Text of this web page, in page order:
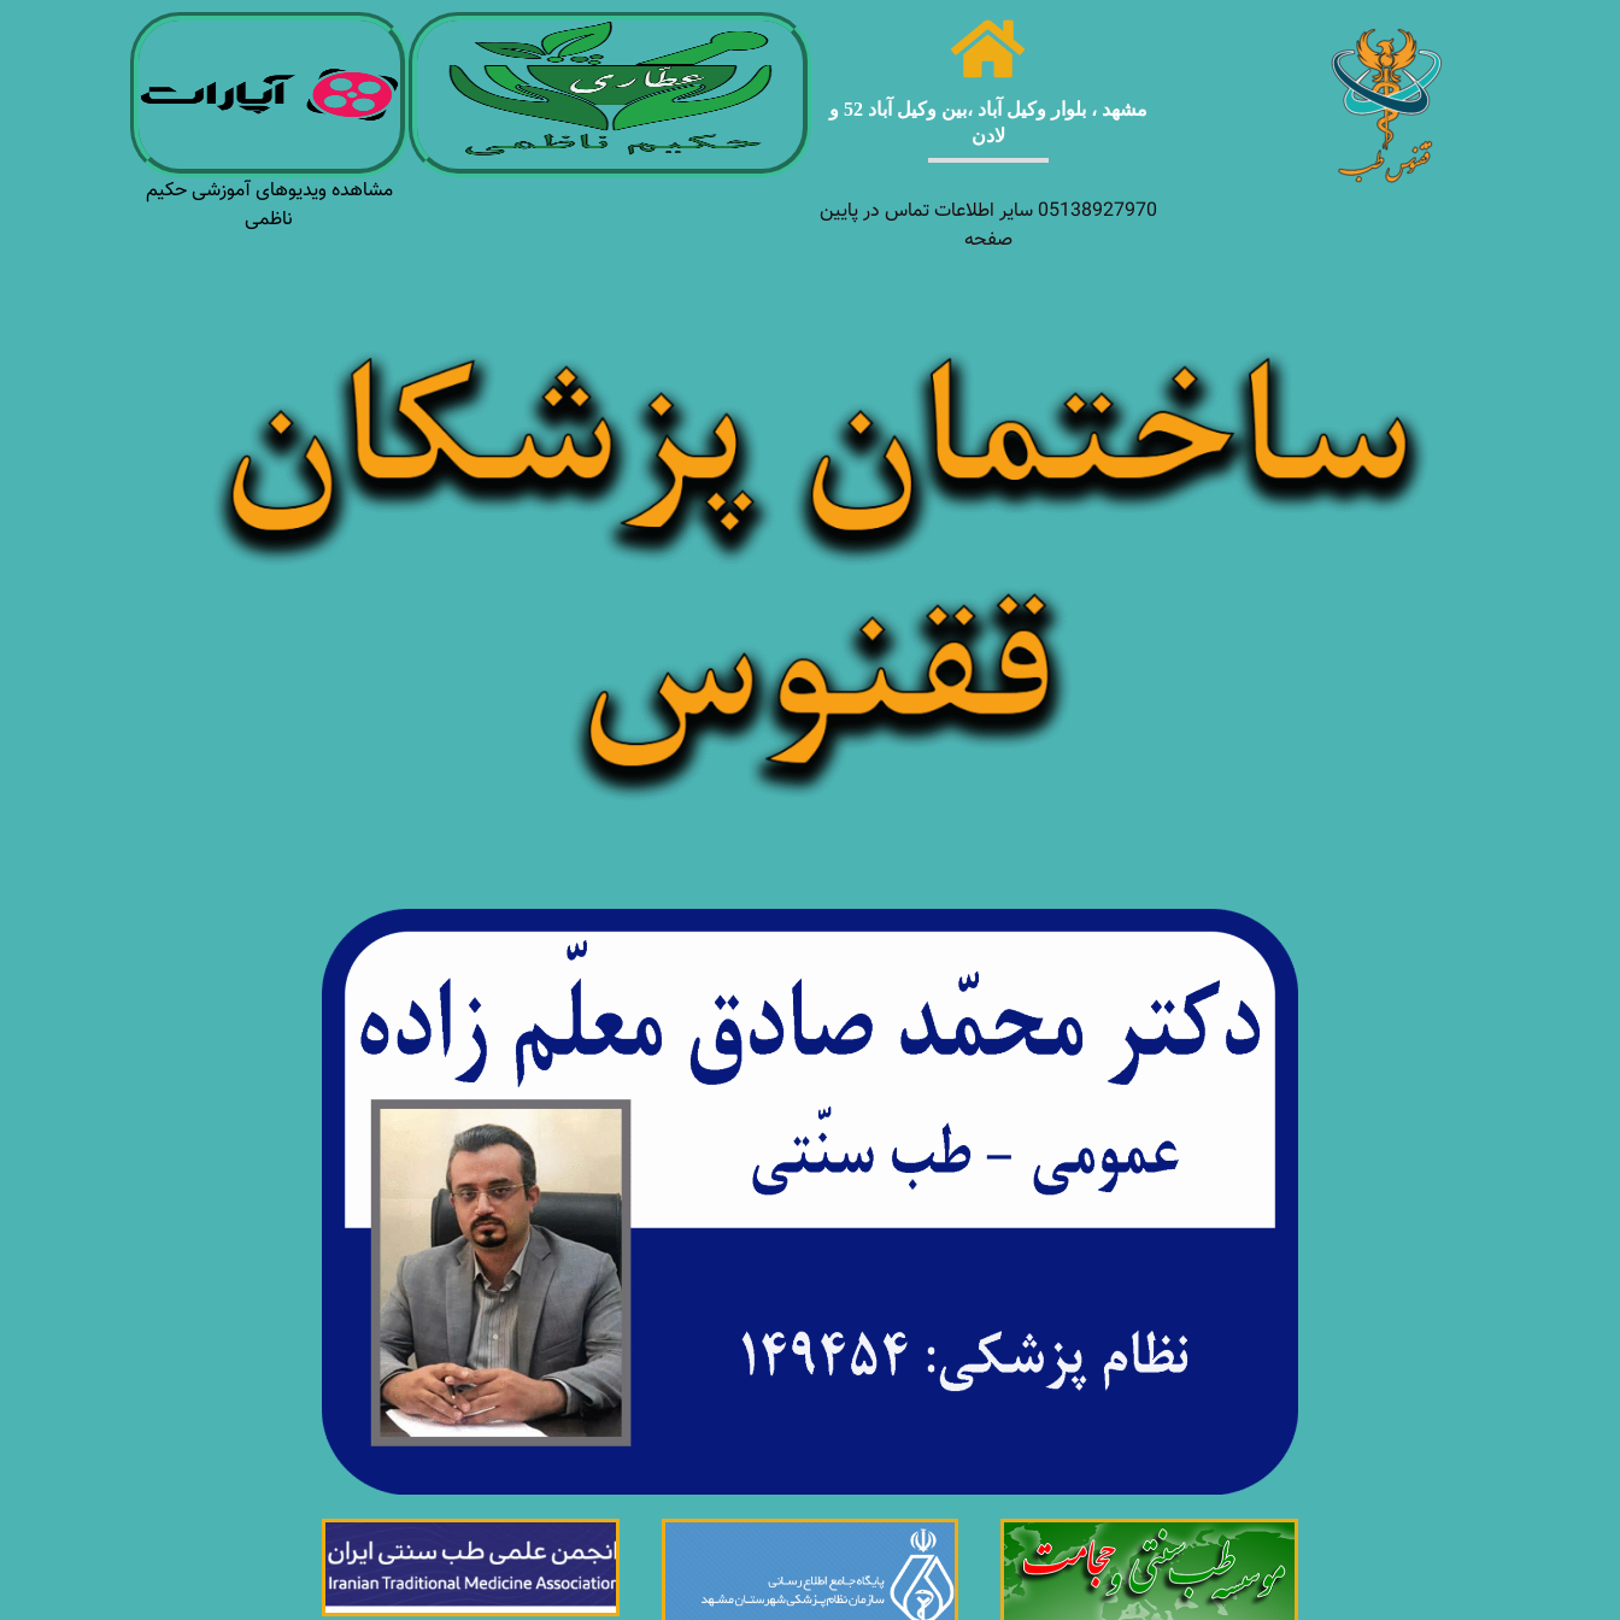
مشهد ، بلوار وکیل آباد ،بین وکیل آباد 52 و
لادن
05138927970 سایر اطلاعات تماس در پایین
صفحه
مشاهده ویدیوهای آموزشی حکیم
ناظمی